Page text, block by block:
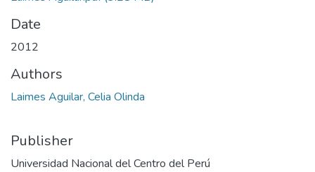
Date
2012
Authors
Laimes Aguilar, Celia Olinda
Publisher
Universidad Nacional del Centro del Perú